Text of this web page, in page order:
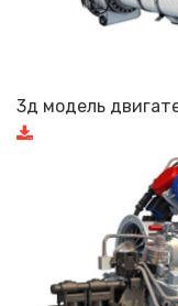
3д модель